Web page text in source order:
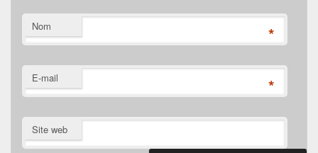
Nom *
E-mail *
Site web